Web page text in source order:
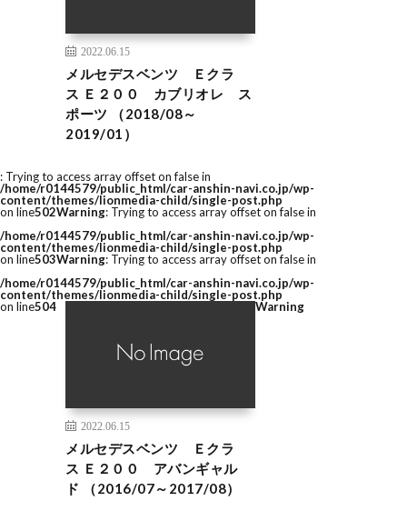
2022.06.15
メルセデスベンツ Ｅクラ
ス Ｅ２００ カブリオレ ス
ポーツ （2018/08～
2019/01）
: Trying to access array offset on false in
/home/r0144579/public_html/car-anshin-navi.co.jp/wp-
content/themes/lionmedia-child/single-post.php
on line502Warning: Trying to access array offset on false in
/home/r0144579/public_html/car-anshin-navi.co.jp/wp-
content/themes/lionmedia-child/single-post.php
on line503Warning: Trying to access array offset on false in
/home/r0144579/public_html/car-anshin-navi.co.jp/wp-
content/themes/lionmedia-child/single-post.php
on line504
2022.06.15
メルセデスベンツ Ｅクラ
ス Ｅ２００ アバンギャル
ド （2016/07～2017/08）
Warning